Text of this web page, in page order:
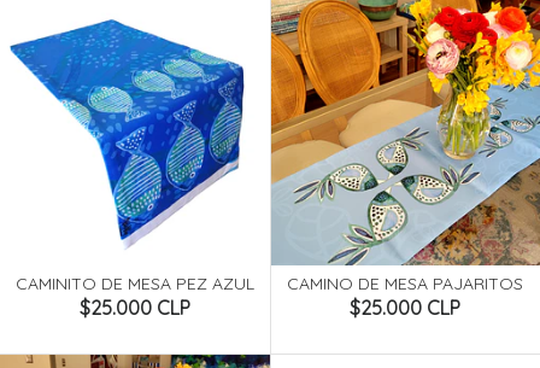
CAMINITO DE MESA PEZ AZUL
$25.000 CLP
CAMINO DE MESA PAJARITOS
$25.000 CLP